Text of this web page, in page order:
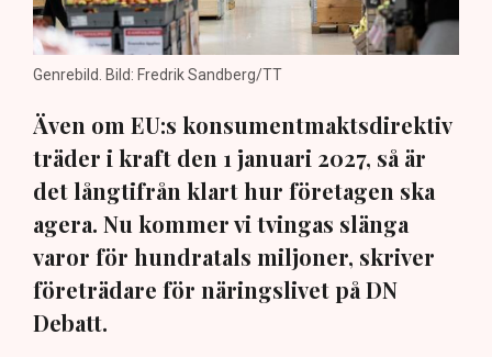
Genrebild. Bild: Fredrik Sandberg/TT
Även om EU:s konsumentmaktsdirektiv
träder i kraft den 1 januari 2027, så är
det långtifrån klart hur företagen ska
agera. Nu kommer vi tvingas slänga
varor för hundratals miljoner, skriver
företrädare för näringslivet på DN
Debatt.